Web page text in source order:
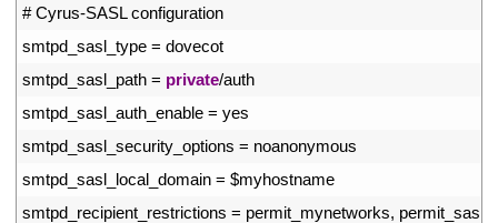
# Cyrus-SASL configuration
smtpd_sasl_type = dovecot
smtpd_sasl_path = private/auth
smtpd_sasl_auth_enable = yes
smtpd_sasl_security_options = noanonymous
smtpd_sasl_local_domain = $myhostname
smtpd_recipient_restrictions = permit_mynetworks,